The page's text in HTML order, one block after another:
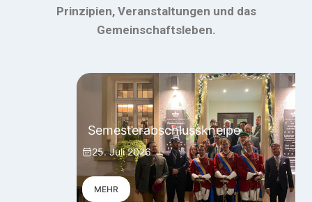
Prinzipien, Veranstaltungen und das
Gemeinschaftsleben.
Semesterabschlusskneipe
25. Juli 2026
MEHR